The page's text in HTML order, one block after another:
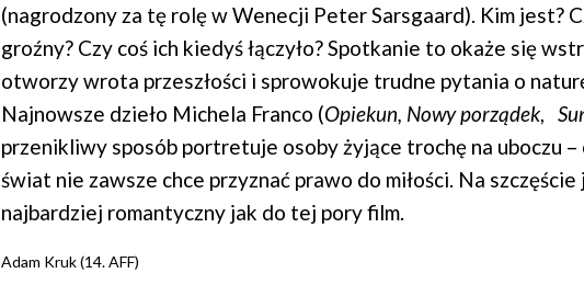
(nagrodzony za tę rolę w Wenecji Peter Sarsgaard). Kim jest?
groźny? Czy coś ich kiedyś łączyło? Spotkanie to okaże się
otworzy wrota przeszłości i sprowokuje trudne pytania o
Najnowsze dzieło Michela Franco (Opiekun, Nowy porządek,
przenikliwy sposób portretuje osoby żyjące trochę na uboczu
świat nie zawsze chce przyznać prawo do miłości. Na
najbardziej romantyczny jak do tej pory film.
Adam Kruk (14. AFF)